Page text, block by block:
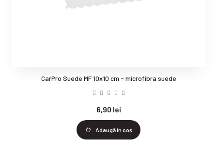
CarPro Suede MF 10x10 cm - microfibra suede
6,90 lei
Adaugă în coş